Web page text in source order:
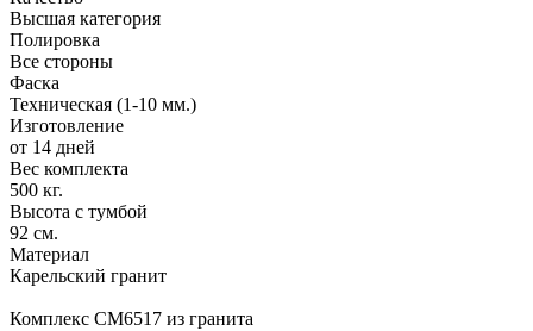
Высшая категория
Полировка
Все стороны
Фаска
Техническая (1-10 мм.)
Изготовление
от 14 дней
Вес комплекта
500 кг.
Высота с тумбой
92 см.
Материал
Карельский гранит
Комплекс CM6517 из гранита